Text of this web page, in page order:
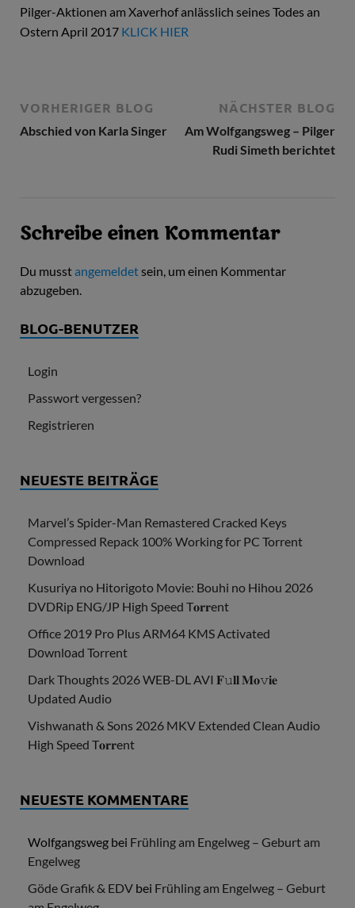
Pilger-Aktionen am Xaverhof anlässlich seines Todes an
Ostern April 2017 KLICK HIER
VORHERIGER BLOG
Abschied von Karla Singer
NÄCHSTER BLOG
Am Wolfgangsweg – Pilger
Rudi Simeth berichtet
Schreibe einen Kommentar
Du musstangemeldetsein, um einen Kommentar
abzugeben.
BLOG-BENUTZER
Login
Passwort vergessen?
Registrieren
NEUESTE BEITRÄGE
Marvel’s Spider-Man Remastered Cracked Keys
Compressed Repack 100% Working for PC Torrent
Download
Kusuriya no Hitorigoto Movie: Bouhi no Hihou 2026
DVDRip ENG/JP High Speed T𝐨𝐫𝐫ent
Office 2019 Pro Plus ARM64 KMS Activated
Dоwnlоad Torrent
Dark Thoughts 2026 WEB-DL AVI 𝐅𝚞𝐥𝐥 𝐌𝐨𝚟𝐢𝐞
Updated Audio
Vishwanath & Sons 2026 MKV Extended Clean Audio
High Speed T𝐨𝐫𝐫ent
NEUESTE KOMMENTARE
Wolfgangsweg bei Frühling am Engelweg – Geburt am
Engelweg
Göde Grafik & EDV bei Frühling am Engelweg – Geburt